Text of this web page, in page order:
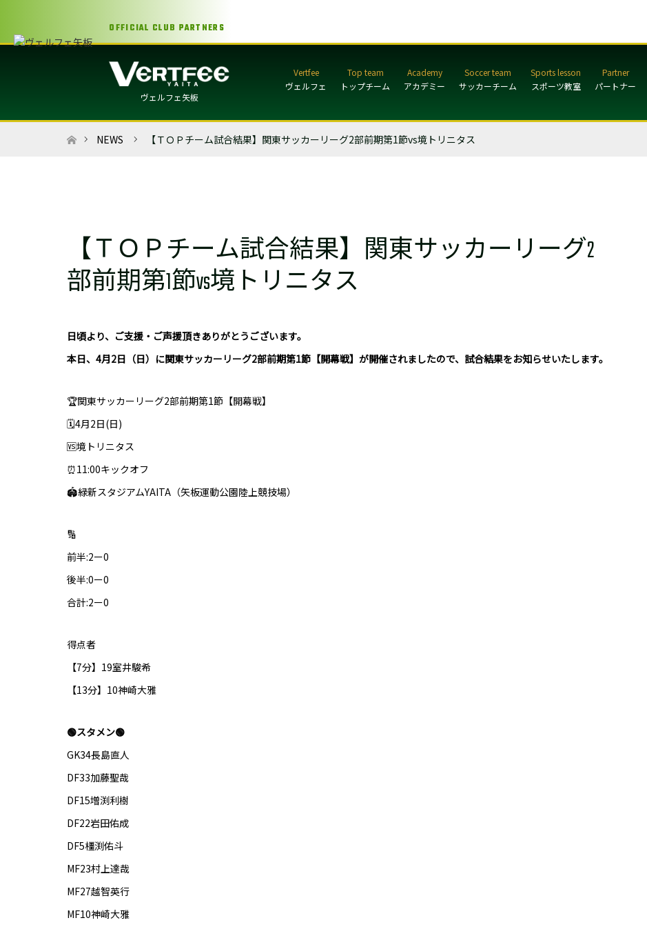
OFFICIAL CLUB PARTNERS
ヴェルフェ矢板
ヴェルフェ トップチーム アカデミー サッカーチーム スポーツ教室 パートナー
ホームNEWS 【ＴＯＰチーム試合結果】関東サッカーリーグ2部前期第1節vs境トリニタス
【ＴＯＰチーム試合結果】関東サッカーリーグ2
部前期第1節vs境トリニタス
日頃より、ご支援・ご声援頂きありがとうございます。
本日、4月2日（日）に関東サッカーリーグ2部前期第1節【開幕戦】が開催されましたので、試合結果をお知らせいたします。
🏆関東サッカーリーグ2部前期第1節【開幕戦】
🗓4月2日(日)
🆚境トリニタス
⏰11:00キックオフ
🏟緑新スタジアムYAITA（矢板運動公園陸上競技場）
🔢
前半:2ー0
後半:0ー0
合計:2ー0
得点者
【7分】19室井駿希
【13分】10神崎大雅
🟢スタメン🟢
GK34長島直人
DF33加藤聖哉
DF15増渕利樹
DF22岩田佑成
DF5橿渕佑斗
MF23村上達哉
MF27越智英行
MF10神崎大雅